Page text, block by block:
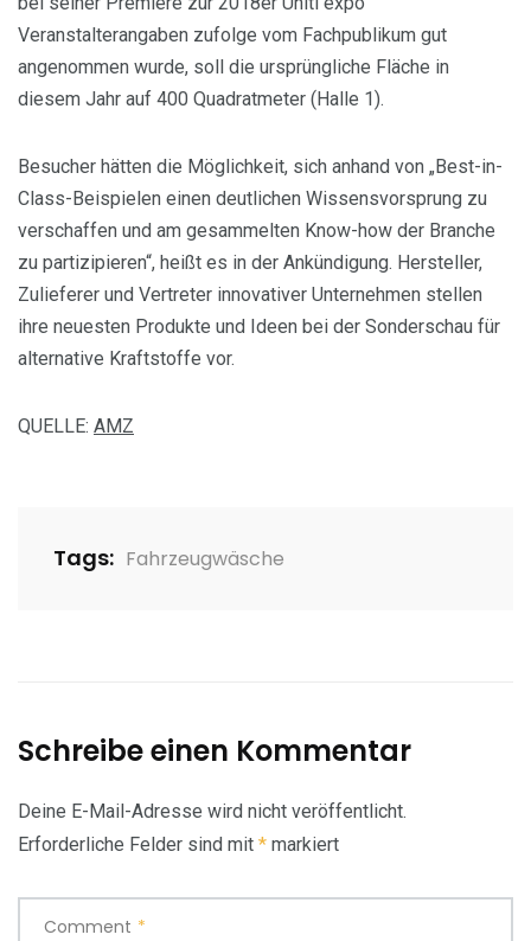
Veranstalterangaben zufolge vom Fachpublikum gut
angenommen wurde, soll die ursprüngliche Fläche in
diesem Jahr auf 400 Quadratmeter (Halle 1).
Besucher hätten die Möglichkeit, sich anhand von „Best-in-
Class-Beispielen einen deutlichen Wissensvorsprung zu
verschaffen und am gesammelten Know-how der Branche
zu partizipieren“, heißt es in der Ankündigung. Hersteller,
Zulieferer und Vertreter innovativer Unternehmen stellen
ihre neuesten Produkte und Ideen bei der Sonderschau für
alternative Kraftstoffe vor.
QUELLE: AMZ
Tags: Fahrzeugwäsche
Schreibe einen Kommentar
Deine E-Mail-Adresse wird nicht veröffentlicht.
Erforderliche Felder sind mit * markiert
Comment *